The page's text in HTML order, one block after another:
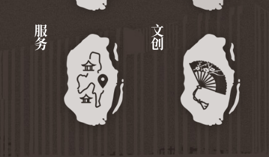
服务 文创